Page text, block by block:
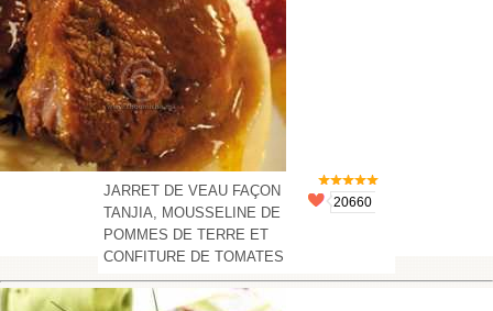
JARRET DE VEAU FAÇON
TANJIA, MOUSSELINE DE
POMMES DE TERRE ET
CONFITURE DE TOMATES
20660